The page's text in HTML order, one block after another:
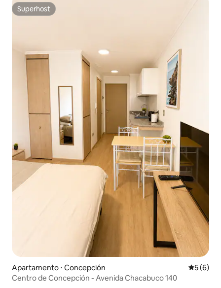
Superhost
Superhost
Apartamento ⋅ Concepción 5 de
5 (6)
Centro de Concepción - Avenida Chacabuco 140